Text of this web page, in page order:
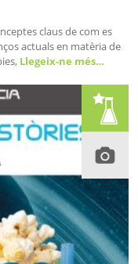
claus de com es
actuals en matèria de
Llegeix-ne més…